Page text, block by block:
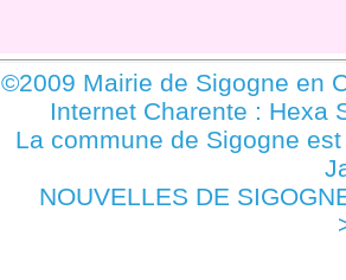
©2009 Mairie de Sigogne en
Internet Charente : Hexa
La commune de Sigogne
NOUVELLES DE